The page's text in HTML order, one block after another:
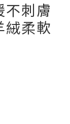
不刺膚
絨柔軟